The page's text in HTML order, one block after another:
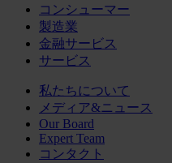
コンシューマー
製造業
金融サービス
サービス
私たちについて
メディア&ニュース
Our Board
Expert Team
コンタクト